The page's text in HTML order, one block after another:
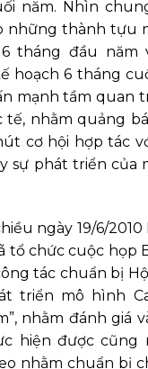
năm. Nhìn
những thành tựu
tháng đầu năm
hoạch 6 tháng
mạnh tầm quan
tế, nhằm quảng
cơ hội hợp tác
sự phát triển của
ngày 19/6/2010
tổ chức cuộc họp
tác chuẩn bị
triển mô hình
nhằm đánh giá
hiện được cũng
nhằm chuẩn bị